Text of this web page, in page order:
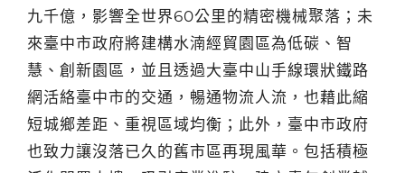
九千億，影響全世界60公里的精密機械聚落；未
來臺中市政府將建構水湳經貿園區為低碳、智
慧、創新園區，並且透過大臺中山手線環狀鐵路
網活絡臺中市的交通，暢通物流人流，也藉此縮
短城鄉差距、重視區域均衡；此外，臺中市政府
也致力讓沒落已久的舊市區再現風華。包括積極